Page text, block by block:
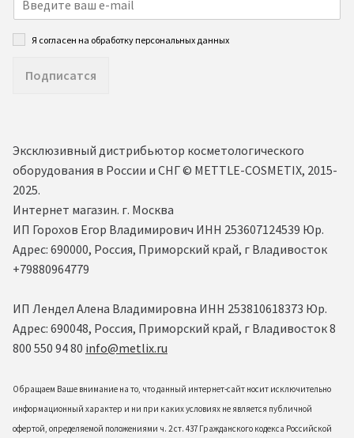
Я согласен на обработку персональных данных
Подписатся
Эксклюзивный дистрибьютор косметологического
оборудования в России и СНГ ©️ METTLE-COSMETIX, 2015-
2025.
Интернет магазин. г. Москва
ИП Горохов Егор Владимирович ИНН 253607124539 Юр.
Адрес: 690000, Россия, Приморский край, г Владивосток
+79880964779
ИП Лендел Алена Владимировна ИНН 253810618373 Юр.
Адрес: 690048, Россия, Приморский край, г Владивосток 8
800 550 94 80 info@metlix.ru
Обращаем Ваше внимание на то, что данный интернет-сайт носит исключительно
информационный характер и ни при каких условиях не является публичной
офертой, определяемой положениями ч. 2 ст. 437 Гражданского кодекса Российской